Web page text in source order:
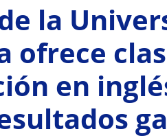
la
ofrece
en